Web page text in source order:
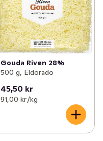
Gouda Riven 28%
500 g, Eldorado
45,50 kr
91,00 kr /kg